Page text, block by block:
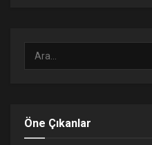
Öne Çıkanlar